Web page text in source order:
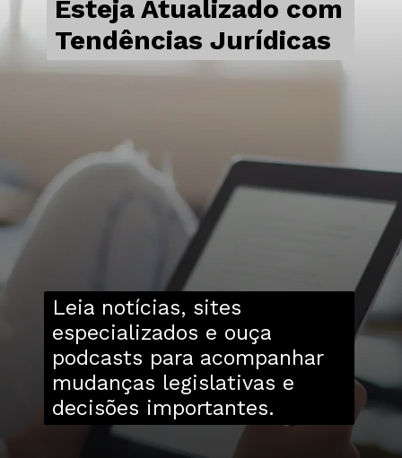
Esteja Atualizado com
Tendências Jurídicas
Leia notícias, sites
especializados e ouça
podcasts para acompanhar
mudanças legislativas e
decisões importantes.